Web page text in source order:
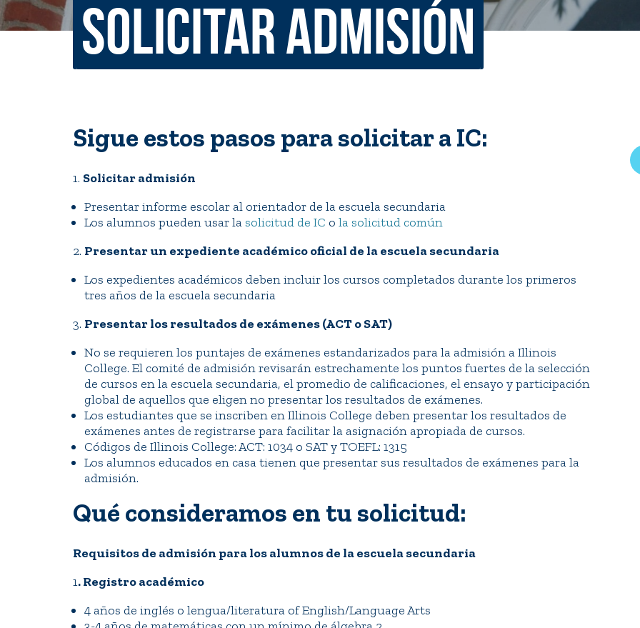
Non-Discrimination Policy
Consumer Information
Title IX and Sexual Misconduct
Registrar
Academic Calendar
Finish in 4
Student Financial Services
News Events
Solicitar Admisión
Sigue estos pasos para solicitar a IC:
1. Solicitar admisión
Presentar informe escolar al orientador de la escuela secundaria
Los alumnos pueden usar lasolicitud de IC o la solicitud común
2. Presentar un expediente académico oficial de la escuela secundaria
Los expedientes académicos deben incluir los cursos completados durante los primeros
tres años de la escuela secundaria
3. Presentar los resultados de exámenes (ACT o SAT)
No se requieren los puntajes de exámenes estandarizados para la admisión a Illinois
College. El comité de admisión revisarán estrechamente los puntos fuertes de la selección
de cursos en la escuela secundaria, el promedio de calificaciones, el ensayo y participación
global de aquellos que eligen no presentar los resultados de exámenes.
Los estudiantes que se inscriben en Illinois College deben presentar los resultados de
exámenes antes de registrarse para facilitar la asignación apropiada de cursos.
Códigos de Illinois College: ACT: 1034 o SAT y TOEFL: 1315
Los alumnos educados en casa tienen que presentar sus resultados de exámenes para la
admisión.
Qué consideramos en tu solicitud:
Requisitos de admisión para los alumnos de la escuela secundaria
1. Registro académico
4 años de inglés o lengua/literatura of English/Language Arts